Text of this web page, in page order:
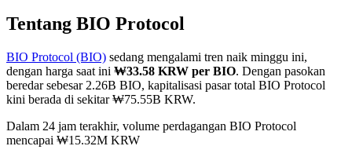
COIN-M Berjangka
Mata Uang Kripto Berjangka
TradFi
Tentang BIO Protocol
BIO Protocol (BIO) sedang mengalami tren naik minggu ini,
dengan harga saat ini ₩33.58 KRW per BIO. Dengan pasokan
beredar sebesar 2.26B BIO, kapitalisasi pasar total BIO Protocol
kini berada di sekitar ₩75.55B KRW.
Dalam 24 jam terakhir, volume perdagangan BIO Protocol
mencapai ₩15.32M KRW